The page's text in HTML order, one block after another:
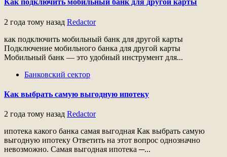
Как подключить мобильный банк для другой карты
2 года тому назад Redactor
как подключить мобильный банк для другой карты
Подключение мобильного банка для другой карты
Мобильный банк ― это удобный инструмент для...
Банковский сектор
Как выбрать самую выгодную ипотеку
2 года тому назад Redactor
ипотека какого банка самая выгодная Как выбрать самую
выгодную ипотеку Ответить на этот вопрос однозначно
невозможно. Самая выгодная ипотека ─...